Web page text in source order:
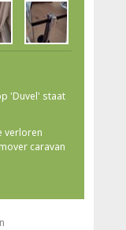
'Duvel' staat
verloren
caravan